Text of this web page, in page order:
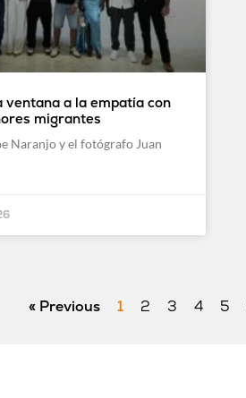
ventana a la empatía con
migrantes
Naranjo y el fotógrafo Juan
« Previous 1 2 3 4 5